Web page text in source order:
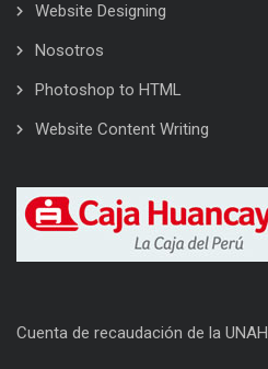
Website Designing
Nosotros
Photoshop to HTML
Website Content Writing
Cuenta de recaudación de la UNAH